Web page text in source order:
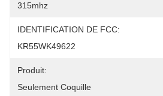
315mhz
IDENTIFICATION DE FCC:
KR55WK49622
Produit:
Seulement Coquille